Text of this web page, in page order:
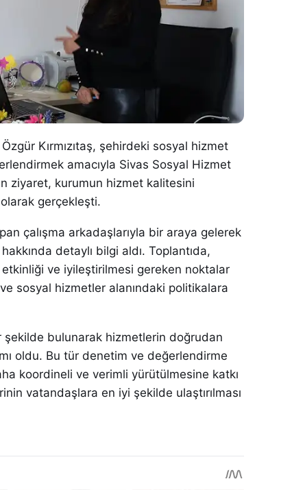
Kırmızıtaş, şehirdeki sosyal hizmet
amacıyla Sivas Sosyal Hizmet
ziyaret, kurumun hizmet kalitesini
olarak gerçekleşti.
çalışma arkadaşlarıyla bir araya gelerek
detaylı bilgi aldı. Toplantıda,
ve iyileştirilmesi gereken noktalar
sosyal hizmetler alanındaki politikalara
bulunarak hizmetlerin doğrudan
oldu. Bu tür denetim ve değerlendirme
koordineli ve verimli yürütülmesine katkı
vatandaşlara en iyi şekilde ulaştırılması